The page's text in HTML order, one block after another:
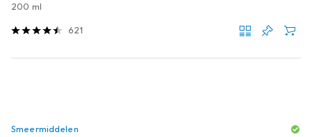
200 ml
621
Smeermiddelen